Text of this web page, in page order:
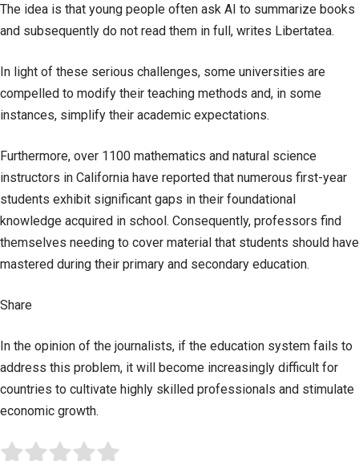
The idea is that young people often ask AI to summarize books
and subsequently do not read them in full, writes Libertatea.
In light of these serious challenges, some universities are
compelled to modify their teaching methods and, in some
instances, simplify their academic expectations.
Furthermore, over 1100 mathematics and natural science
instructors in California have reported that numerous first-year
students exhibit significant gaps in their foundational
knowledge acquired in school. Consequently, professors find
themselves needing to cover material that students should have
mastered during their primary and secondary education.
Share
In the opinion of the journalists, if the education system fails to
address this problem, it will become increasingly difficult for
countries to cultivate highly skilled professionals and stimulate
economic growth.
Rate this item: